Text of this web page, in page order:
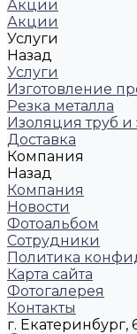
Акции
Акции
Услуги
Назад
Услуги
Изготовление
Резка металла
Изоляция труб и
Доставка
Компания
Назад
Компания
Новости
Фотоальбом
Сотрудники
Политика
Карта сайта
Фотогалерея
Контакты
г. Екатеринбург,